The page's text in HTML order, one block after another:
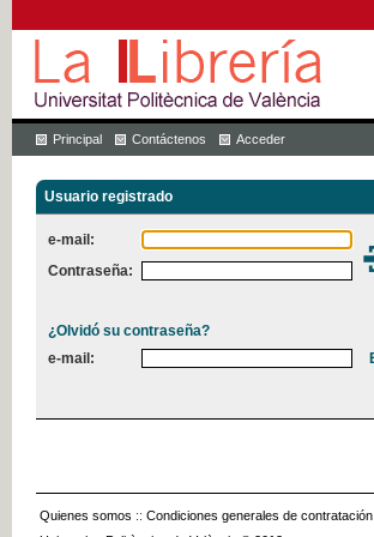
Principal Contáctenos Acceder
Usuario registrado
e-mail:
Contraseña:
¿Olvidó su contraseña?
e-mail:
Quienes somos :: Condiciones generales de contratación